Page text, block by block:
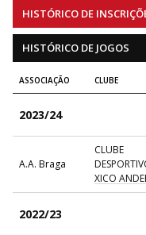
HISTÓRICO DE
HISTÓRICO DE JOGOS
ASSOCIAÇÃO CLUBE
2023/24
A.A. Braga
CLUBE
XICO
2022/23